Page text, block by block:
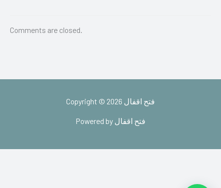
Comments are closed.
Copyright © 2026 فتح اقفال
Powered by فتح اقفال